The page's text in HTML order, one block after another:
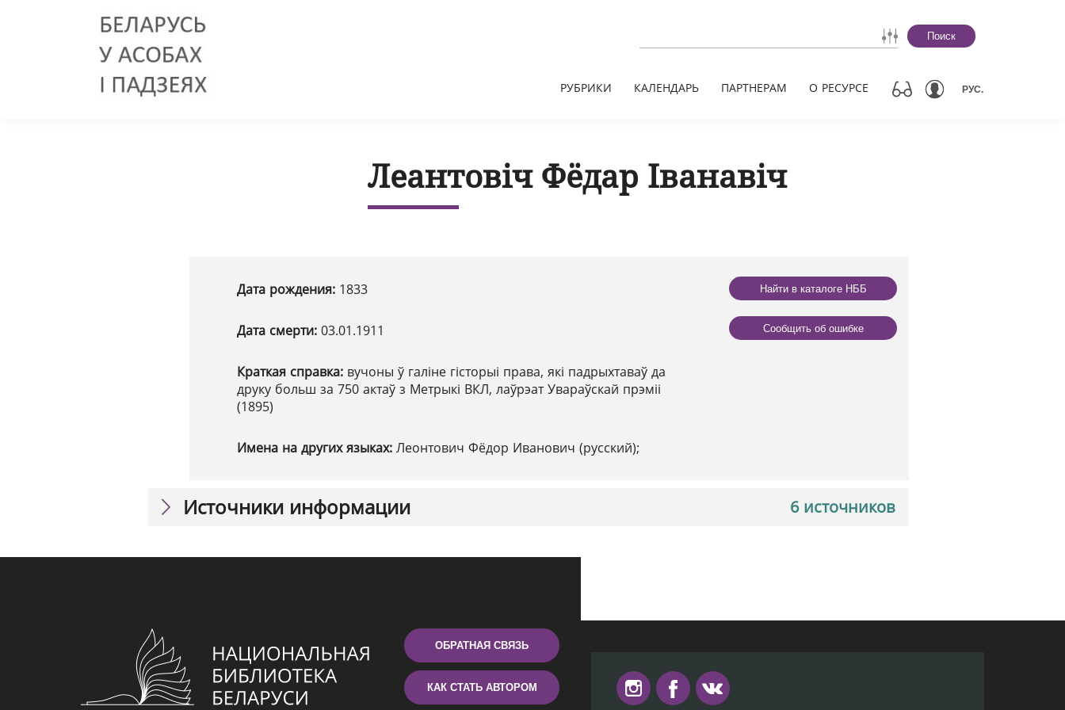
Поиск
РУБРИКИ КАЛЕНДАРЬ ПАРТНЕРАМ О РЕСУРСЕ РУС.
Леантовіч Фёдар Іванавіч
Дата рождения: 1833
Дата смерти: 03.01.1911
Краткая справка: вучоны ў галіне гісторыі права, які падрыхтаваў да
друку больш за 750 актаў з Метрыкі ВКЛ, лаўрэат Увараўскай прэміі
(1895)
Имена на других языках: Леонтович Фёдор Иванович (русский);
Найти в каталоге НББ
Сообщить об ошибке
6 источников
Источники информации
ОБРАТНАЯ СВЯЗЬ
КАК СТАТЬ АВТОРОМ